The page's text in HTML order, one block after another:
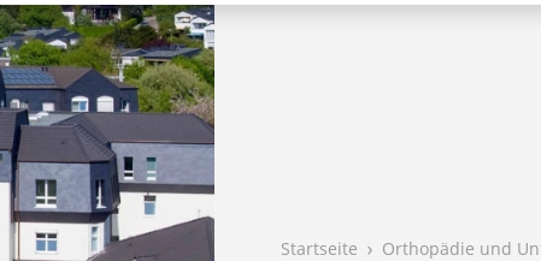
Startseite Orthopädie und